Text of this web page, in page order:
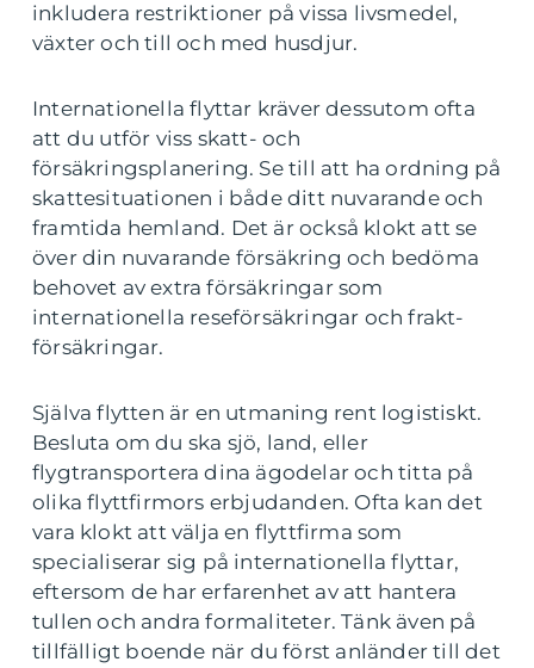
inkludera restriktioner på vissa livsmedel,
växter och till och med husdjur.
Internationella flyttar kräver dessutom ofta
att du utför viss skatt- och
försäkringsplanering. Se till att ha ordning på
skattesituationen i både ditt nuvarande och
framtida hemland. Det är också klokt att se
över din nuvarande försäkring och bedöma
behovet av extra försäkringar som
internationella reseförsäkringar och frakt-
försäkringar.
Själva flytten är en utmaning rent logistiskt.
Besluta om du ska sjö, land, eller
flygtransportera dina ägodelar och titta på
olika flyttfirmors erbjudanden. Ofta kan det
vara klokt att välja en flyttfirma som
specialiserar sig på internationella flyttar,
eftersom de har erfarenhet av att hantera
tullen och andra formaliteter. Tänk även på
tillfälligt boende när du först anländer till det